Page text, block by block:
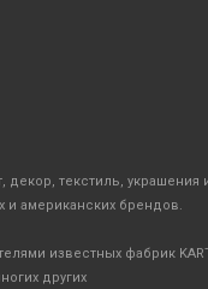
декор, текстиль, украшения
американских брендов.
известных фабрик
других